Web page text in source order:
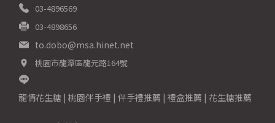
03-4896569
03-4898656
to.dobo@msa.hinet.net
桃園市龍潭區龍元路164號
龍情花生糖 | 桃園伴手禮 | 伴手禮推薦 | 禮盒推薦 | 花生糖推薦